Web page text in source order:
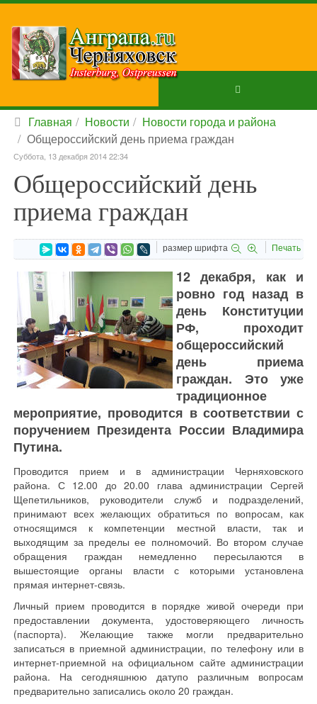
Главная Новости
Новости города и района
Общероссийский день приема граждан
Суббота, 13 декабря 2014 22:34
Общероссийский день
приема граждан
размер шрифта Печать
12 декабря, как и
ровно год назад в
день Конституции
РФ, проходит
общероссийский
день приема
граждан. Это уже
традиционное
мероприятие, проводится в соответствии с
поручением Президента России Владимира
Путина.
Проводится прием и в администрации Черняховского
района. С 12.00 до 20.00 глава администрации Сергей
Щепетильников, руководители служб и подразделений,
принимают всех желающих обратиться по вопросам, как
относящимся к компетенции местной власти, так и
выходящим за пределы ее полномочий. Во втором случае
обращения граждан немедленно пересылаются в
вышестоящие органы власти с которыми установлена
прямая интернет-связь.
Личный прием проводится в порядке живой очереди при
предоставлении документа, удостоверяющего личность
(паспорта). Желающие также могли предварительно
записаться в приемной администрации, по телефону или в
интернет-приемной на официальном сайте администрации
района. На сегодняшнюю датупо различным вопросам
предварительно записались около 20 граждан.